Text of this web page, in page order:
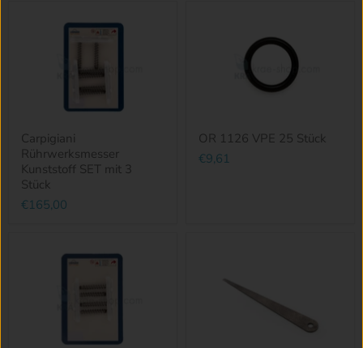
Carpigiani
Rührwerksmesser
Kunststoff SET mit 3
Stück
€165,00
OR 1126 VPE 25 Stück
€9,61